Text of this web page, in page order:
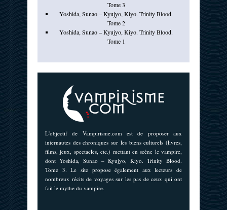
Tome 3
Yoshida, Sunao – Kyujyo, Kiyo. Trinity Blood.
Tome 2
Yoshida, Sunao – Kyujyo, Kiyo. Trinity Blood.
Tome 1
L'objectif de Vampirisme.com est de proposer aux
internautes des chroniques sur les biens culturels (livres,
films, jeux, spectacles, etc.) mettant en scène le vampire,
dont Yoshida, Sunao – Kyujyo, Kiyo. Trinity Blood.
Tome 3. Le site propose également aux lecteurs de
nombreux récits de voyages sur les pas de ceux qui ont
fait le mythe du vampire.